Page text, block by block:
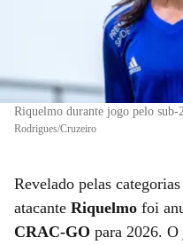
Riquelmo durante jogo pelo sub-
Rodrigues/Cruzeiro
Revelado pelas
atacante Riquelmo foi
CRAC-GO para 2026.